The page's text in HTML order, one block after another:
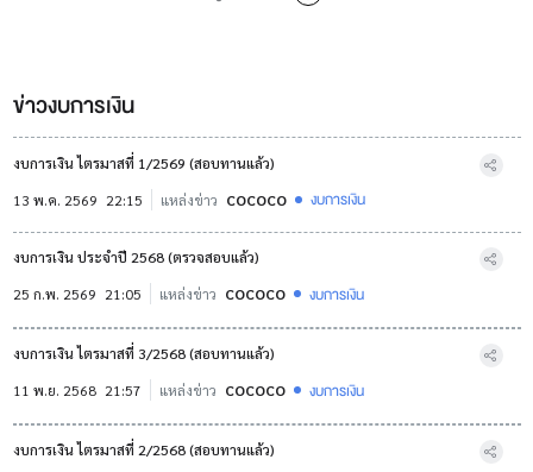
ข่าวงบการเงิน
งบการเงิน ไตรมาสที่ 1/2569 (สอบทานแล้ว)
13 พ.ค. 2569 22:15 แหล่งข่าว COCOCO งบการเงิน
งบการเงิน ประจำปี 2568 (ตรวจสอบแล้ว)
25 ก.พ. 2569 21:05 แหล่งข่าว COCOCO งบการเงิน
งบการเงิน ไตรมาสที่ 3/2568 (สอบทานแล้ว)
11 พ.ย. 2568 21:57 แหล่งข่าว COCOCO งบการเงิน
งบการเงิน ไตรมาสที่ 2/2568 (สอบทานแล้ว)